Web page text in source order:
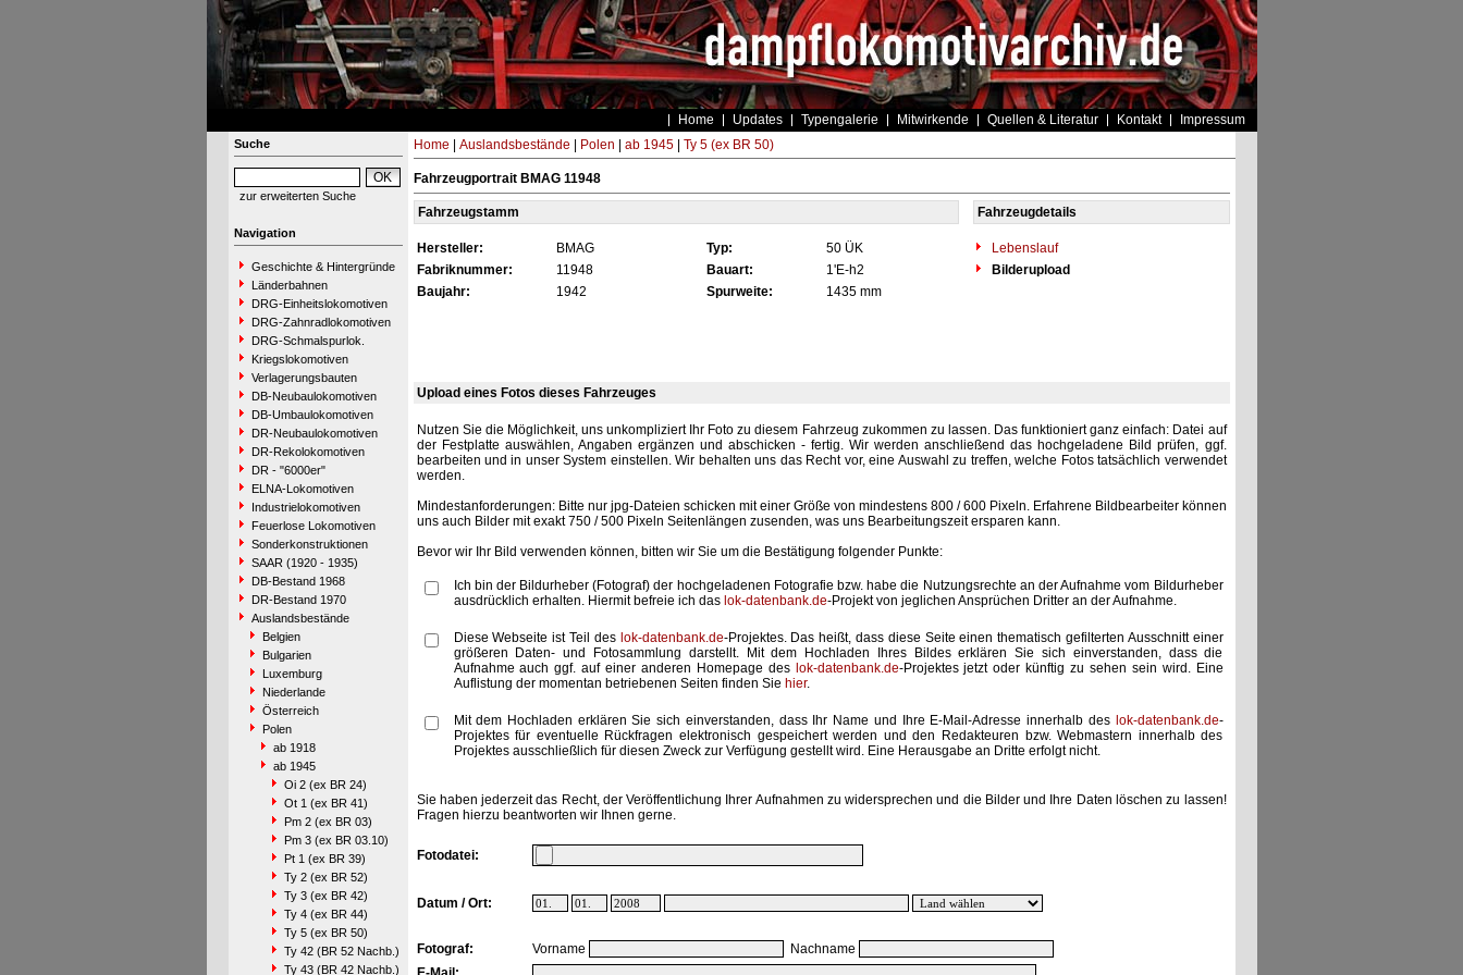
Home Updates Typengalerie Mitwirkende Quellen & Literatur Kontakt Impressum
Suche
zur erweiterten Suche
Navigation
Geschichte & Hintergründe
Länderbahnen
DRG-Einheitslokomotiven
DRG-Zahnradlokomotiven
DRG-Schmalspurlok.
Kriegslokomotiven
Verlagerungsbauten
DB-Neubaulokomotiven
DB-Umbaulokomotiven
DR-Neubaulokomotiven
DR-Rekolokomotiven
DR - "6000er"
ELNA-Lokomotiven
Industrielokomotiven
Feuerlose Lokomotiven
Sonderkonstruktionen
SAAR (1920 - 1935)
DB-Bestand 1968
DR-Bestand 1970
Auslandsbestände
Belgien
Bulgarien
Luxemburg
Niederlande
Österreich
Polen
ab 1918
ab 1945
Oi 2 (ex BR 24)
Ot 1 (ex BR 41)
Pm 2 (ex BR 03)
Pm 3 (ex BR 03.10)
Pt 1 (ex BR 39)
Ty 2 (ex BR 52)
Ty 3 (ex BR 42)
Ty 4 (ex BR 44)
Ty 5 (ex BR 50)
Ty 42 (BR 52 Nachb.)
Ty 43 (BR 42 Nachb.)
Home Auslandsbestände Polen ab 1945| Ty 5 (ex BR 50)
Fahrzeugportrait BMAG 11948
Fahrzeugstamm Fahrzeugdetails
Hersteller: BMAG Typ: 50 ÜK
Lebenslauf
Fabriknummer:
11948 Bauart: 1'E-h2
Bilderupload
Baujahr:
1942 Spurweite: 1435 mm
Upload eines Fotos dieses Fahrzeuges
Nutzen Sie die Möglichkeit, uns unkompliziert Ihr Foto zu diesem Fahrzeug zukommen zu lassen. Das funktioniert ganz einfach: Datei auf
der Festplatte auswählen, Angaben ergänzen und abschicken - fertig. Wir werden anschließend das hochgeladene Bild prüfen, ggf.
bearbeiten und in unser System einstellen. Wir behalten uns das Recht vor, eine Auswahl zu treffen, welche Fotos tatsächlich verwendet
werden.
Mindestanforderungen: Bitte nur jpg-Dateien schicken mit einer Größe von mindestens 800 / 600 Pixeln. Erfahrene Bildbearbeiter können
uns auch Bilder mit exakt 750 / 500 Pixeln Seitenlängen zusenden, was uns Bearbeitungszeit ersparen kann.
Bevor wir Ihr Bild verwenden können, bitten wir Sie um die Bestätigung folgender Punkte:
Ich bin der Bildurheber (Fotograf) der hochgeladenen Fotografie bzw. habe die Nutzungsrechte an der Aufnahme vom Bildurheber
ausdrücklich erhalten. Hiermit befreie ich das lok-datenbank.de-Projekt von jeglichen Ansprüchen Dritter an der Aufnahme.
Diese Webseite ist Teil des lok-datenbank.de-Projektes. Das heißt, dass diese Seite einen thematisch gefilterten Ausschnitt einer
größeren Daten- und Fotosammlung darstellt. Mit dem Hochladen Ihres Bildes erklären Sie sich einverstanden, dass die
Aufnahme auch ggf. auf einer anderen Homepage des lok-datenbank.de-Projektes jetzt oder künftig zu sehen sein wird. Eine
Auflistung der momentan betriebenen Seiten finden Sie hier.
Mit dem Hochladen erklären Sie sich einverstanden, dass Ihr Name und Ihre E-Mail-Adresse innerhalb des lok-datenbank.de-
Projektes für eventuelle Rückfragen elektronisch gespeichert werden und den Redakteuren bzw. Webmastern innerhalb des
Projektes ausschließlich für diesen Zweck zur Verfügung gestellt wird. Eine Herausgabe an Dritte erfolgt nicht.
Sie haben jederzeit das Recht, der Veröffentlichung Ihrer Aufnahmen zu widersprechen und die Bilder und Ihre Daten löschen zu lassen!
Fragen hierzu beantworten wir Ihnen gerne.
Fotodatei:
Datum / Ort:
Fotograf: Vorname
Nachname